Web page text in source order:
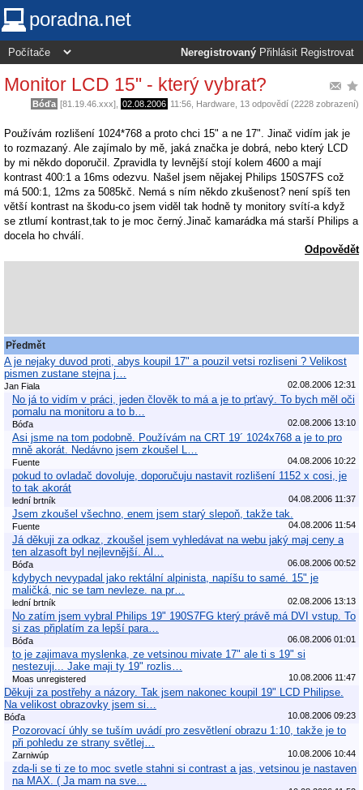
poradna.net
Neregistrovaný Přihlásit Registrovat
Monitor LCD 15" - který vybrat?
Bóďa [81.19.46.xxx], 02.08.2006 11:56 Hardware , 13 odpovědí (2228 zobrazení)
Používám rozlišení 1024*768 a proto chci 15" a ne 17". Jinač vidím jak je
to rozmazaný. Ale zajímalo by mě, jaká značka je dobrá, nebo který LCD
by mi někdo doporučil. Zpravidla ty levnější stojí kolem 4600 a mají
kontrast 400:1 a 16ms odezvu. Našel jsem nějakej Philips 150S7FS což
má 500:1, 12ms za 5085kč. Nemá s ním někdo zkušenost? není spíš ten
větší kontrast na škodu-co jsem viděl tak hodně ty monitory svítí-a když
se ztlumí kontrast,tak to je moc černý.Jinač kamarádka má starší Philips a
docela ho chválí.
Odpovědět
Předmět
A je nejaky duvod proti, abys koupil 17" a pouzil vetsi rozliseni ? Velikost
pismen zustane stejna j…
Jan Fiala 02.08.2006 12:31
No já to vidím v práci, jeden člověk to má a je to prťavý. To bych měl oči
pomalu na monitoru a to b…
Bóďa 02.08.2006 13:10
Asi jsme na tom podobně. Používám na CRT 19´ 1024x768 a je to pro
mně akorát. Nedávno jsem zkoušel L…
Fuente 04.08.2006 10:22
pokud to ovladač dovoluje, doporučuju nastavit rozlišení 1152 x cosi, je
to tak akorát
lední brtník 04.08.2006 11:37
Jsem zkoušel všechno, enem jsem starý slepoň, takže tak.
Fuente 04.08.2006 11:54
Já děkuji za odkaz, zkoušel jsem vyhledávat na webu jaký maj ceny a
ten alzasoft byl nejlevnější. Al…
Bóďa 06.08.2006 00:52
kdybych nevypadal jako rektální alpinista, napíšu to samé. 15" je
maličká, nic se tam nevleze. na pr…
lední brtník 02.08.2006 13:13
No zatím jsem vybral Philips 19" 190S7FG který právě má DVI vstup. To
si zas připlatím za lepší para…
Bóďa 06.08.2006 01:01
to je zajimava myslenka, ze vetsinou mivate 17" ale ti s 19" si
nestezuji... Jake maji ty 19" rozlis…
Moas unregistered 10.08.2006 11:47
Děkuji za postřehy a názory. Tak jsem nakonec koupil 19" LCD Philipse.
Na velikost obrazovky jsem si…
Bóďa 10.08.2006 09:23
Pozorovací úhly se tuším uvádí pro zesvětlení obrazu 1:10, takže je to
při pohledu ze strany světlej…
Zarniwúp 10.08.2006 10:44
zda-li se ti ze to moc svetle stahni si contrast a jas, vetsinou je nastaven
na MAX. ( Ja mam na sve…